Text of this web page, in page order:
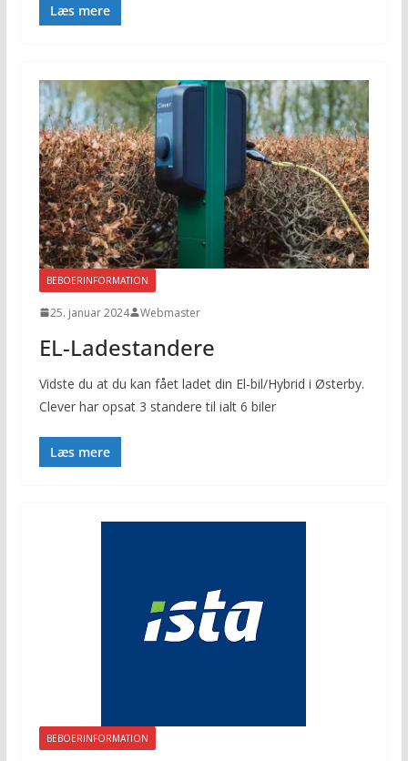
Læs mere
BEBOERINFORMATION
25. januar 2024 Webmaster
EL-Ladestandere
Vidste du at du kan fået ladet din El-bil/Hybrid i Østerby.
Clever har opsat 3 standere til ialt 6 biler
Læs mere
BEBOERINFORMATION